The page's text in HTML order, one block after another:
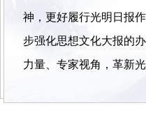
神，更好履行光明日报
步强化思想文化大报的
力量、专家视角，革新光